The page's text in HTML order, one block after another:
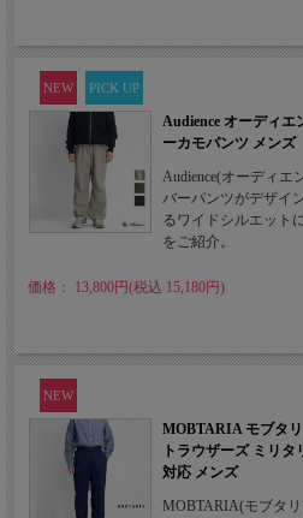
NEW PICK UP
Audience オーディエ
ーカモパンツ メンズ
Audience(オーディエ
バーパンツがデザイ
るワイドシルエット
をご紹介。
価格： 13,800円(税込 15,180円)
NEW
MOBTARIA モブタ
トラウザーズ ミリ
対応 メンズ
MOBTARIA(モブタ